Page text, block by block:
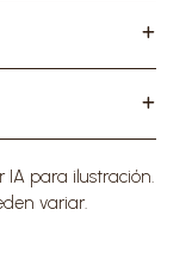
para ilustración.
variar.